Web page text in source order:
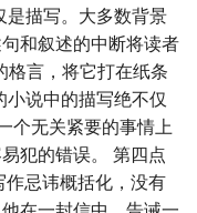
是描写。大多数背景
和叙述的中断将读者
格言，将它打在纸条
小说中的描写绝不仅
个无关紧要的事情上
犯的错误。 第四点
忌讳概括化，没有